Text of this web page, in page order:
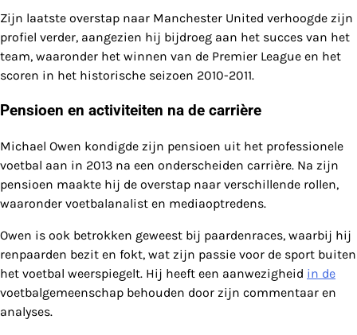
Zijn laatste overstap naar Manchester United verhoogde zijn
profiel verder, aangezien hij bijdroeg aan het succes van het
team, waaronder het winnen van de Premier League en het
scoren in het historische seizoen 2010-2011.
Pensioen en activiteiten na de carrière
Michael Owen kondigde zijn pensioen uit het professionele
voetbal aan in 2013 na een onderscheiden carrière. Na zijn
pensioen maakte hij de overstap naar verschillende rollen,
waaronder voetbalanalist en mediaoptredens.
Owen is ook betrokken geweest bij paardenraces, waarbij hij
renpaarden bezit en fokt, wat zijn passie voor de sport buiten
het voetbal weerspiegelt. Hij heeft een aanwezigheid in de
voetbalgemeenschap behouden door zijn commentaar en
analyses.